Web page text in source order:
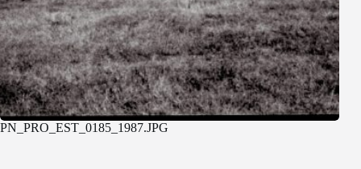
PN_PRO_EST_0185_1987.JPG